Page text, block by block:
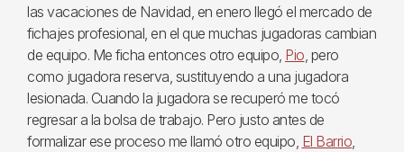
las vacaciones de Navidad, en enero llegó el mercado de
fichajes profesional, en el que muchas jugadoras cambian
de equipo. Me ficha entonces otro equipo, Pio , pero
como jugadora reserva, sustituyendo a una jugadora
lesionada. Cuando la jugadora se recuperó me tocó
regresar a la bolsa de trabajo. Pero justo antes de
formalizar ese proceso me llamó otro equipo, El Barrio